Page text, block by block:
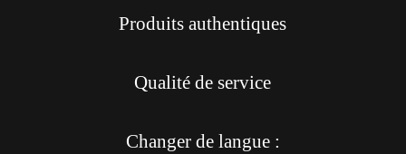
Produits authentiques
Qualité de service
Changer de langue :